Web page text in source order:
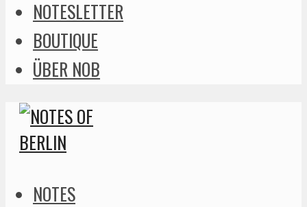
NOTESLETTER
BOUTIQUE
ÜBER NOB
NOTES